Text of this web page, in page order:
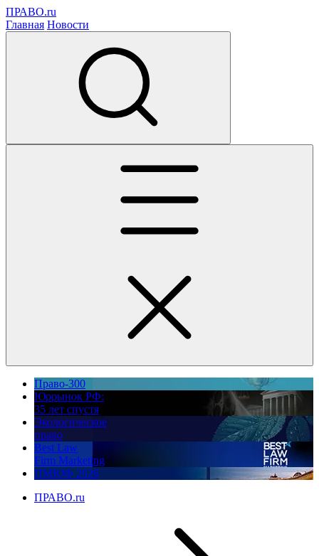
ПРАВО.ru
Главная Новости
Право-300
Юррынок РФ:
35 лет спустя
Экологическое
право
Best Law
Firm Marketing
ПМЮФ 2026
ПРАВО.ru